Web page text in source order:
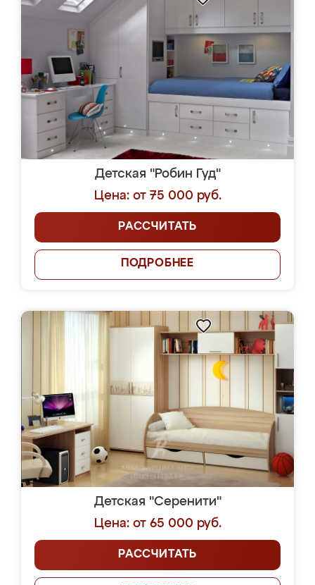
Детская "Робин Гуд"
Цена: от 75 000 руб.
РАССЧИТАТЬ
ПОДРОБНЕЕ
Детская "Серенити"
Цена: от 65 000 руб.
РАССЧИТАТЬ